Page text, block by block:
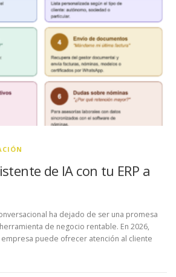
de IA con tu ERP a
ha dejado de ser una promesa
de negocio rentable. En 2026,
puede ofrecer atención al cliente